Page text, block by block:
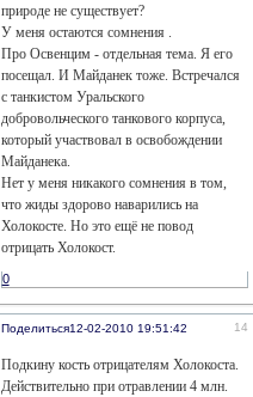
природе не существует?
У меня остаются сомнения .
Про Освенцим - отдельная тема. Я его
посещал. И Майданек тоже. Встречался
с танкистом Уральского
добровольческого танкового корпуса,
который участвовал в освобождении
Майданека.
Нет у меня никакого сомнения в том,
что жиды здорово наварились на
Холокосте. Но это ещё не повод
отрицать Холокост.
0
Поделиться 14
12-02-2010 19:51:42
Подкину кость отрицателям Холокоста.
Действительно при отравлении 4 млн.